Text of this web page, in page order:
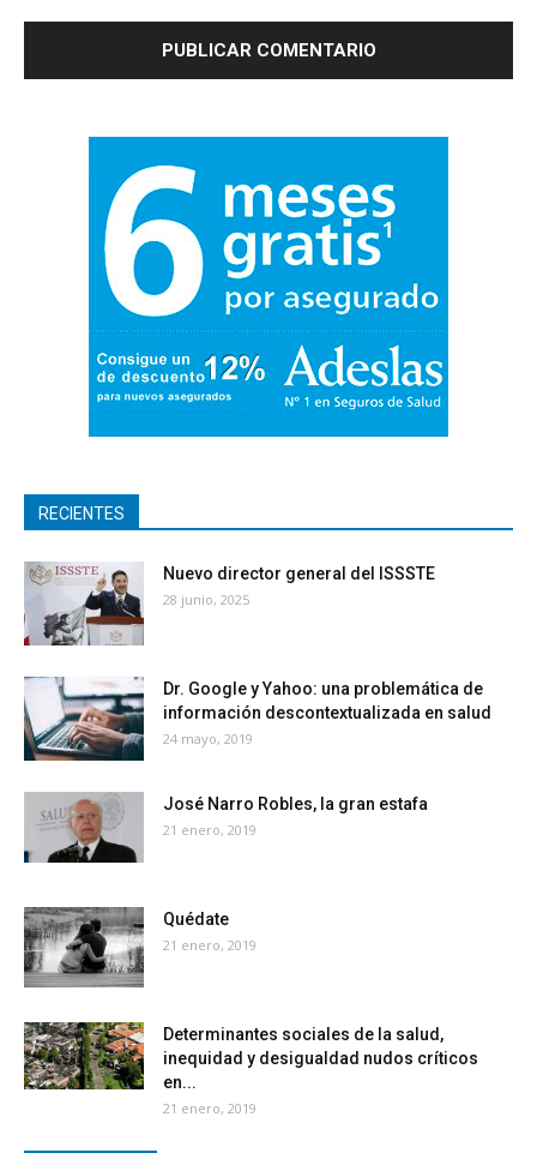
RECIENTES
Nuevo director general del ISSSTE
28 junio, 2025
Dr. Google y Yahoo: una problemática de
información descontextualizada en salud
24 mayo, 2019
José Narro Robles, la gran estafa
21 enero, 2019
Quédate
21 enero, 2019
Determinantes sociales de la salud,
inequidad y desigualdad nudos críticos
en...
21 enero, 2019